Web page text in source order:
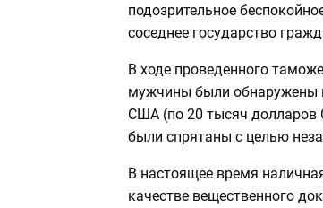
подозрительное
соседнее государство
В ходе проведенного
мужчины были обнаружены
США (по 20 тысяч
были спрятаны с целью
В настоящее время
качестве вещественного